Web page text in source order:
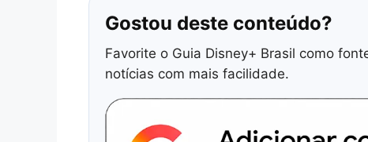
Gostou deste conteúdo?
Favorite o Guia Disney+ Brasil como
notícias com mais facilidade.